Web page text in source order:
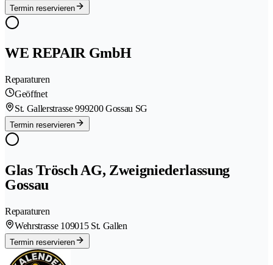
Termin reservieren
WE REPAIR GmbH
Reparaturen
Geöffnet
St. Gallerstrasse 999200 Gossau SG
Termin reservieren
Glas Trösch AG, Zweigniederlassung
Gossau
Reparaturen
Wehrstrasse 109015 St. Gallen
Termin reservieren